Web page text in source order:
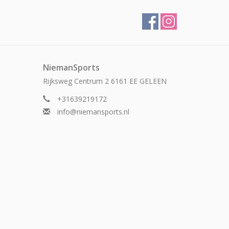
NiemanSports
Rijksweg Centrum 2 6161 EE GELEEN
+31639219172
info@niemansports.nl